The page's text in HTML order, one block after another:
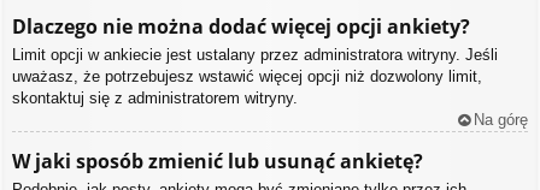
Dlaczego nie można dodać więcej opcji ankiety?
Limit opcji w ankiecie jest ustalany przez administratora witryny. Jeśli
uważasz, że potrzebujesz wstawić więcej opcji niż dozwolony limit,
skontaktuj się z administratorem witryny.
Na górę
W jaki sposób zmienić lub usunąć ankietę?